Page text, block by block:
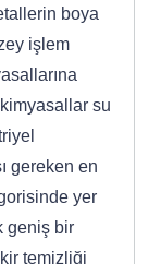
boya
işlem
su
gereken en
yer
geniş bir
temizliği